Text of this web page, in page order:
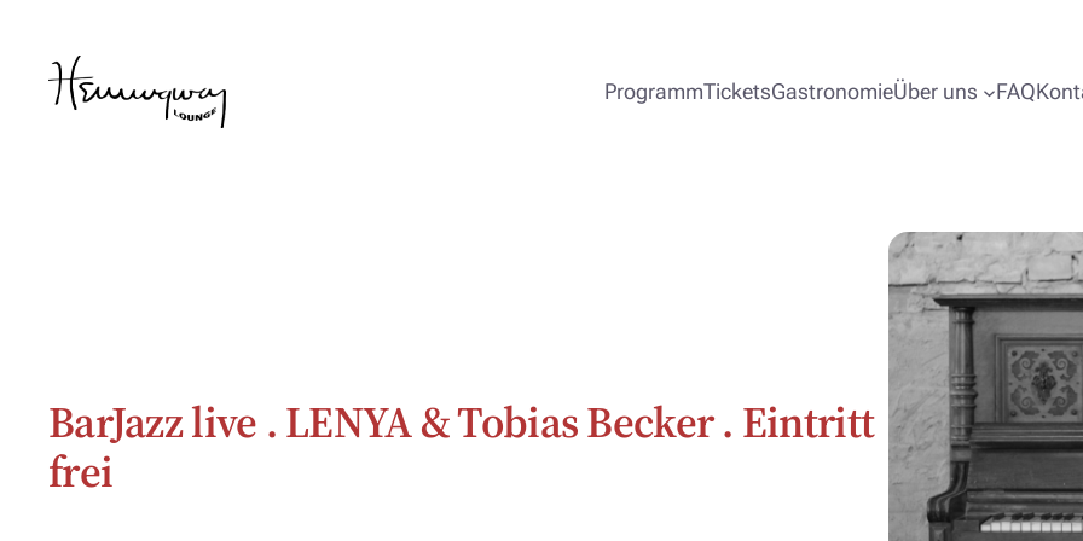
Inhalt
springen
ProgrammTicketsGastronomieÜber uns FAQ
BarJazz live . LENYA & Tobias Becker . Eintritt
frei